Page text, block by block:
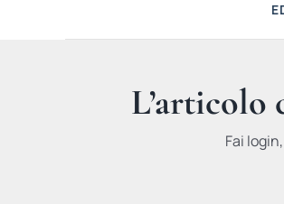
L’articolo
Fai